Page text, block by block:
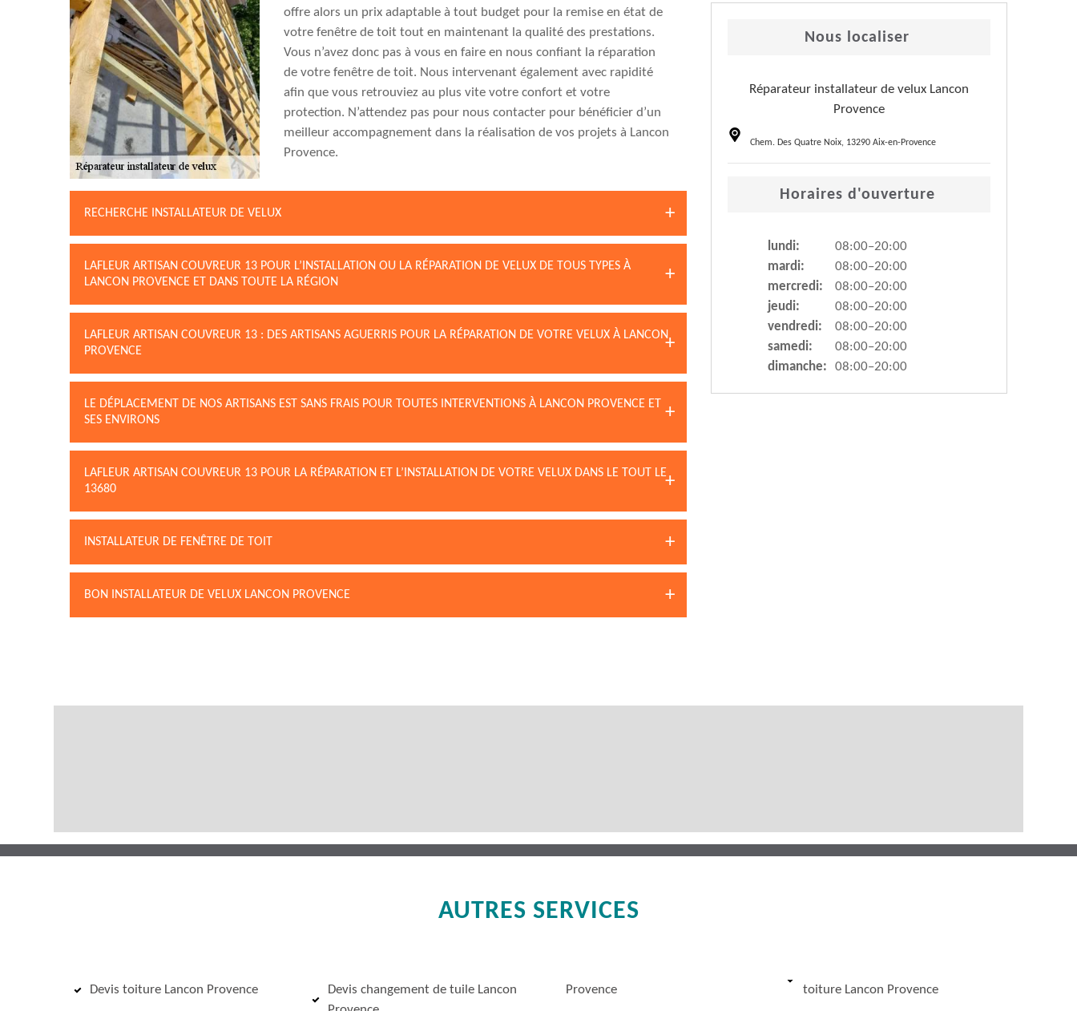
offre alors un prix adaptable à tout budget pour la remise en état de
votre fenêtre de toit tout en maintenant la qualité des prestations.
Vous n’avez donc pas à vous en faire en nous confiant la réparation
de votre fenêtre de toit. Nous intervenant également avec rapidité
afin que vous retrouviez au plus vite votre confort et votre
protection. N’attendez pas pour nous contacter pour bénéficier d’un
meilleur accompagnement dans la réalisation de vos projets à Lancon
Provence.
RECHERCHE INSTALLATEUR DE VELUX
LAFLEUR ARTISAN COUVREUR 13 POUR L’INSTALLATION OU LA RÉPARATION DE VELUX DE TOUS TYPES À
LANCON PROVENCE ET DANS TOUTE LA RÉGION
LAFLEUR ARTISAN COUVREUR 13 : DES ARTISANS AGUERRIS POUR LA RÉPARATION DE VOTRE VELUX À LANCON
PROVENCE
LE DÉPLACEMENT DE NOS ARTISANS EST SANS FRAIS POUR TOUTES INTERVENTIONS À LANCON PROVENCE ET
SES ENVIRONS
LAFLEUR ARTISAN COUVREUR 13 POUR LA RÉPARATION ET L’INSTALLATION DE VOTRE VELUX DANS LE TOUT LE
13680
INSTALLATEUR DE FENÊTRE DE TOIT
BON INSTALLATEUR DE VELUX LANCON PROVENCE
Nous localiser
Réparateur installateur de velux Lancon
Provence
Chem. Des Quatre Noix, 13290 Aix-en-Provence
Horaires d'ouverture
lundi:
08:00–20:00
mardi:
08:00–20:00
mercredi:
08:00–20:00
jeudi:
08:00–20:00
vendredi:
08:00–20:00
samedi:
08:00–20:00
dimanche:
08:00–20:00
AUTRES SERVICES
Devis toiture Lancon Provence
Devis changement de tuile Lancon
Provence toiture Lancon Provence